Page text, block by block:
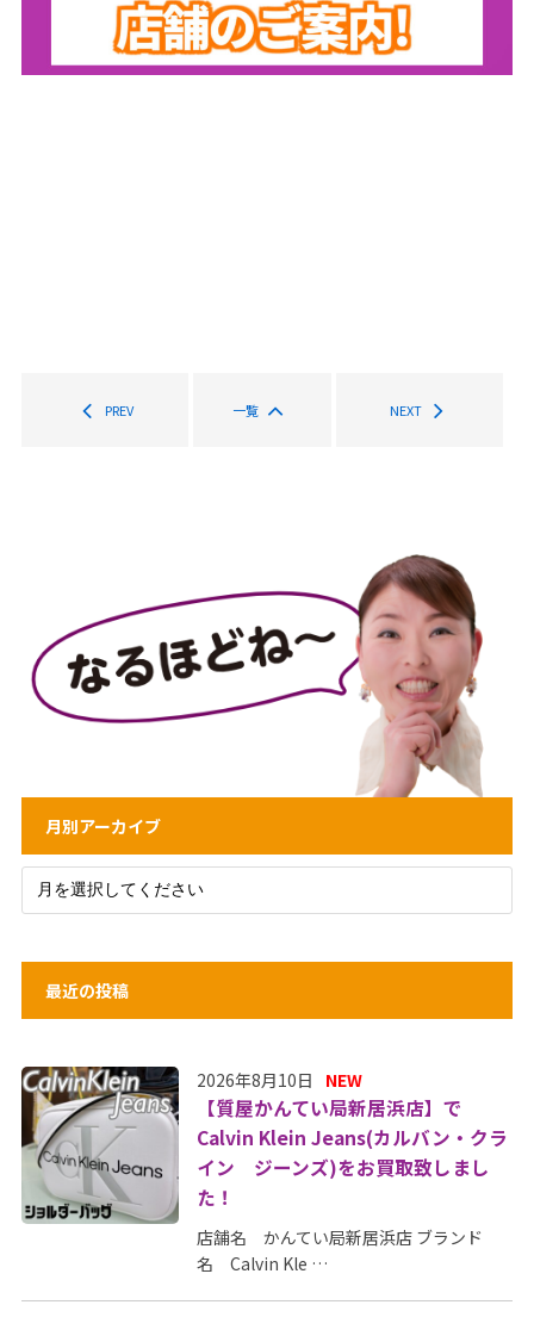
PREV 一覧 NEXT
月別アーカイブ
最近の投稿
2026年8月10日 NEW
【質屋かんてい局新居浜店】で
Calvin Klein Jeans(カルバン・クラ
イン ジーンズ)をお買取致しまし
た！
店舗名 かんてい局新居浜店 ブランド
名 Calvin Kle …